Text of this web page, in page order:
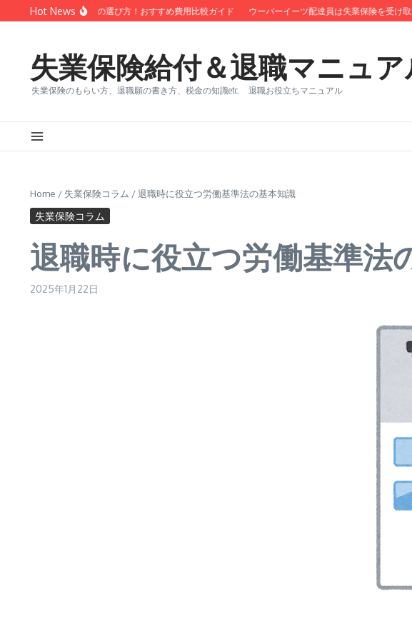
コンテンツへスキップ
Hot News
退職代行 サービスの選び方！おすすめ費用比較ガイド ウーバーイーツ配達員は失業保険を受け取れる
失業保険給付＆退職マニュア
失業保険のもらい方、退職願の書き方、税金の知識etc. 退職お役立ちマニュアル
Home / 失業保険コラム /退職時に役立つ労働基準法の基本知識
失業保険コラム
退職時に役立つ労働基準法
2025年1月22日